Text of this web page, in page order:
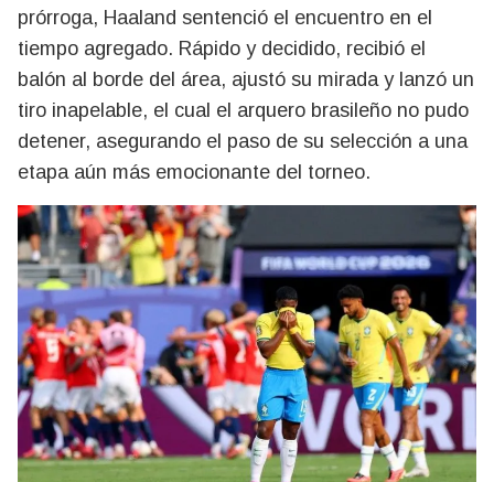
prórroga, Haaland sentenció el encuentro en el
tiempo agregado. Rápido y decidido, recibió el
balón al borde del área, ajustó su mirada y lanzó un
tiro inapelable, el cual el arquero brasileño no pudo
detener, asegurando el paso de su selección a una
etapa aún más emocionante del torneo.